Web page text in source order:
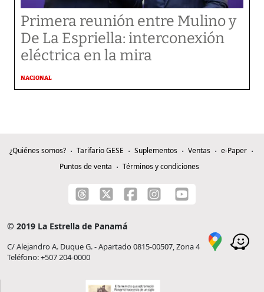
Primera reunión entre Mulino y
De La Espriella: interconexión
eléctrica en la mira
NACIONAL
¿Quiénes somos? Tarifario GESE Suplementos Ventas
e-Paper
Puntos de venta
Términos y condiciones
© 2019 La Estrella de Panamá
C/ Alejandro A. Duque G. - Apartado 0815-00507, Zona 4
Teléfono: +507 204-0000